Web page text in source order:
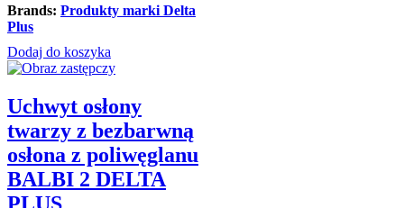
Brands: Produkty marki Delta
Plus
Dodaj do koszyka
Uchwyt osłony
twarzy z bezbarwną
osłona z poliwęglanu
BALBI 2 DELTA